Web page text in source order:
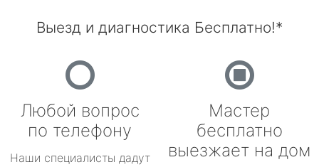
Выезд и диагностика Бесплатно!*
Любой вопрос
по телефону
Наши специалисты дадут
Мастер
бесплатно
выезжает на дом